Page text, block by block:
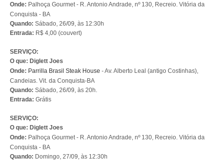
Onde: Palhoça Gourmet- R. Antonio Andrade, nº 130, Recreio. Vitória da
Conquista - BA
Quando: Sábado, 26/09, às 12:30h
Entrada: R$ 4,00 (couvert)
SERVIÇO:
O que: Diglett Joes
Onde: Parrilla Brasil Steak House - Av. Alberto Leal (antigo Costinhas),
Candeias. Vit. da Conquista-BA
Quando: Sábado, 26/09, às 20h.
Entrada: Grátis
SERVIÇO:
O que: Diglett Joes
Onde: Palhoça Gourmet- R. Antonio Andrade, nº 130, Recreio. Vitória da
Conquista - BA
Quando: Domingo, 27/09, às 12:30h